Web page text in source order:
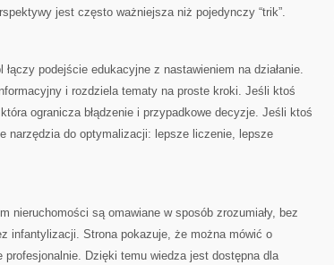
jest często ważniejsza niż pojedynczy “trik”.
podejście edukacyjne z nastawieniem na działanie.
i rozdziela tematy na proste kroki. Jeśli ktoś
ogranicza błądzenie i przypadkowe decyzje. Jeśli ktoś
narzędzia do optymalizacji: lepsze liczenie, lepsze
nieruchomości są omawiane w sposób zrozumiały, bez
infantylizacji. Strona pokazuje, że można mówić o
profesjonalnie. Dzięki temu wiedza jest dostępna dla